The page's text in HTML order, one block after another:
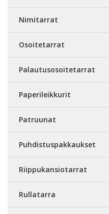
Nimitarrat
Osoitetarrat
Palautusosoitetarrat
Paperileikkurit
Patruunat
Puhdistuspakkaukset
Riippukansiotarrat
Rullatarra